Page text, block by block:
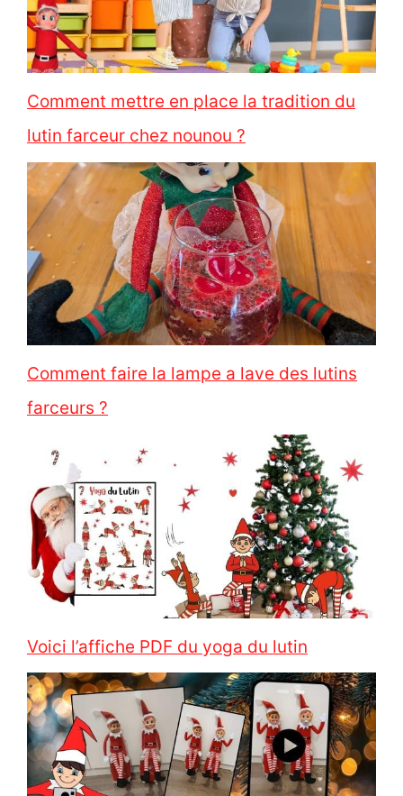
Comment mettre en place la tradition du
lutin farceur chez nounou ?
Comment faire la lampe a lave des lutins
farceurs ?
Voici l’affiche PDF du yoga du lutin